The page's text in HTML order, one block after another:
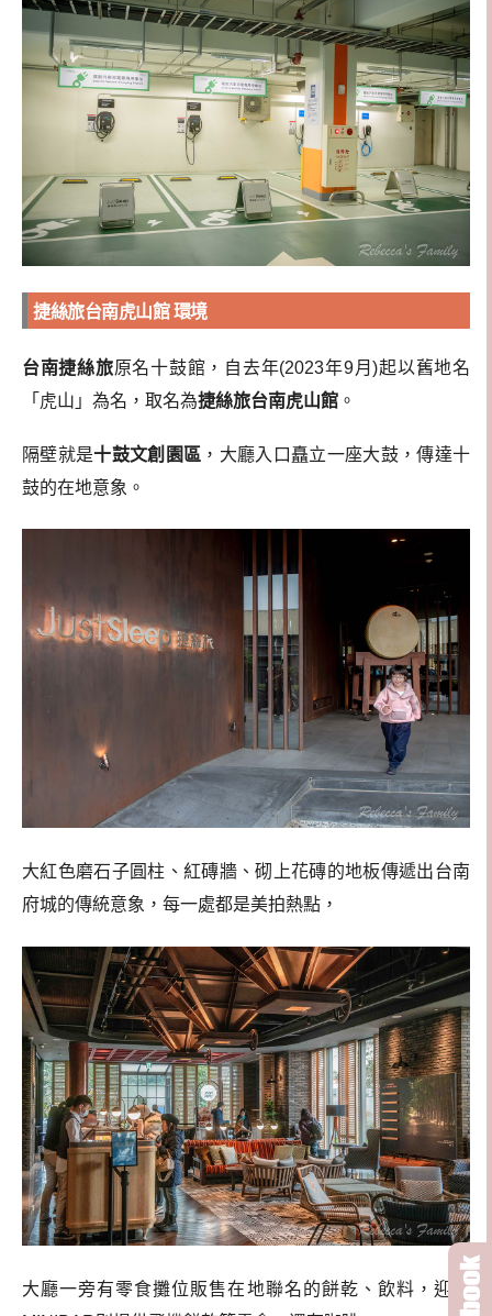
捷絲旅台南虎山館 環境
台南捷絲旅原名十鼓館，自去年(2023年9月)起以舊地名
「虎山」為名，取名為捷絲旅台南虎山館 。
隔壁就是十鼓文創園區 ，大廳入口矗立一座大鼓，傳達十
鼓的在地意象。
大紅色磨石子圓柱、紅磚牆、砌上花磚的地板傳遞出台南
府城的傳統意象，每一處都是美拍熱點，
大廳一旁有零食攤位販售在地聯名的餅乾、飲料，迎賓